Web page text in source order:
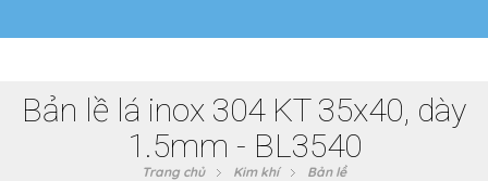
Bản lề lá inox 304 KT 35x40, dày
1.5mm - BL3540
Trang chủ Kim khí Bản lề